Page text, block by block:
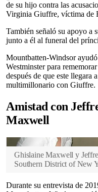
de su hijo contra las
Virginia Giuffre, víctima de
También señaló su apoyo a
junto a él al funeral del
Mountbatten-Windsor
Westminster para
después de que este llegara
multimillonario con Giuffre.
Amistad con
Maxwell
Ghislaine Maxwell y
Southern District of New
Durante su entrevista de